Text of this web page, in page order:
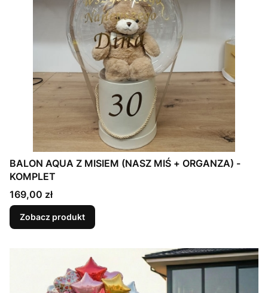
BALON AQUA Z MISIEM (NASZ MIŚ + ORGANZA) -
KOMPLET
Cena
169,00 zł
Zobacz produkt